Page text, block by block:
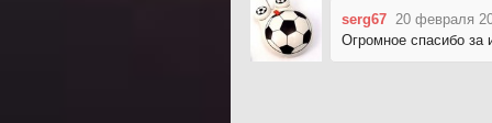
serg67 20 февраля
Огромное спасибо за